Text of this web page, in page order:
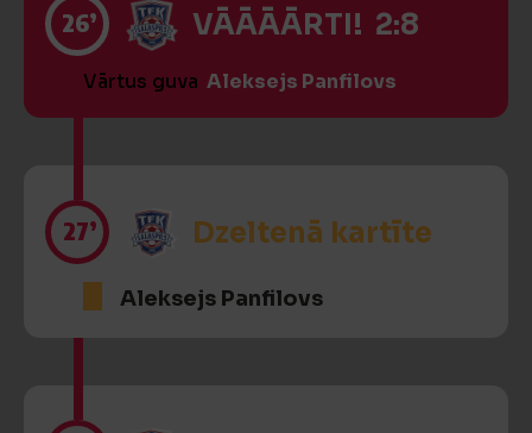
26’ VĀĀĀĀRTI! 2:8
Vārtus guva Aleksejs Panfilovs
27’ Dzeltenā kartīte
Aleksejs Panfilovs